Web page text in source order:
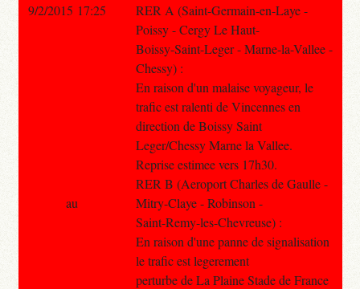
9/2/2015 17:25
RER A (Saint-Germain-en-Laye -
Poissy - Cergy Le Haut-
Boissy-Saint-Leger - Marne-la-Vallee -
Chessy) :
En raison d'un malaise voyageur, le
trafic est ralenti de Vincennes en
direction de Boissy Saint
Leger/Chessy Marne la Vallee.
Reprise estimee vers 17h30.
RER B (Aeroport Charles de Gaulle -
Mitry-Claye - Robinson -
Saint-Remy-les-Chevreuse) :
En raison d'une panne de signalisation
le trafic est legerement
perturbe de La Plaine Stade de France
au